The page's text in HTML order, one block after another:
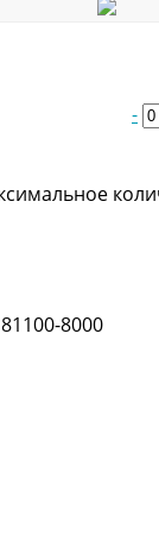
-
8000